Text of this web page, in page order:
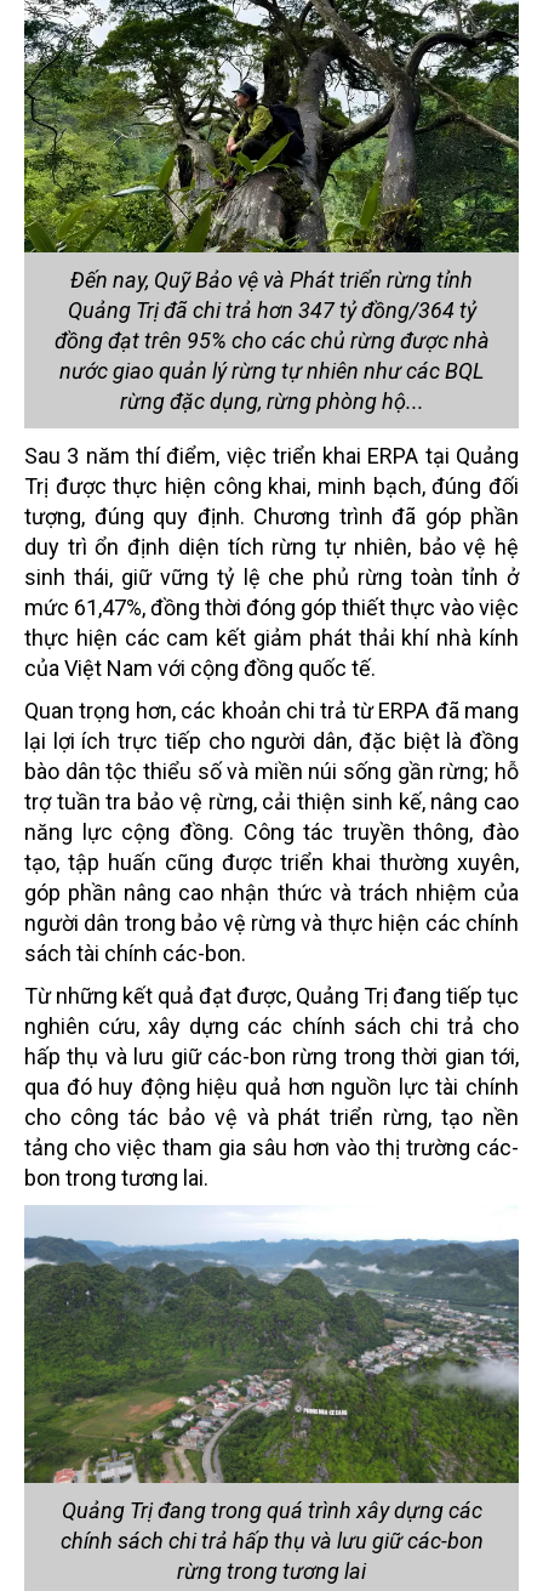
Đến nay, Quỹ Bảo vệ và Phát triển rừng tỉnh
Quảng Trị đã chi trả hơn 347 tỷ đồng/364 tỷ
đồng đạt trên 95% cho các chủ rừng được nhà
nước giao quản lý rừng tự nhiên như các BQL
rừng đặc dụng, rừng phòng hộ...
Sau 3 năm thí điểm, việc triển khai ERPA tại Quảng
Trị được thực hiện công khai, minh bạch, đúng đối
tượng, đúng quy định. Chương trình đã góp phần
duy trì ổn định diện tích rừng tự nhiên, bảo vệ hệ
sinh thái, giữ vững tỷ lệ che phủ rừng toàn tỉnh ở
mức 61,47%, đồng thời đóng góp thiết thực vào việc
thực hiện các cam kết giảm phát thải khí nhà kính
của Việt Nam với cộng đồng quốc tế.
Quan trọng hơn, các khoản chi trả từ ERPA đã mang
lại lợi ích trực tiếp cho người dân, đặc biệt là đồng
bào dân tộc thiểu số và miền núi sống gần rừng; hỗ
trợ tuần tra bảo vệ rừng, cải thiện sinh kế, nâng cao
năng lực cộng đồng. Công tác truyền thông, đào
tạo, tập huấn cũng được triển khai thường xuyên,
góp phần nâng cao nhận thức và trách nhiệm của
người dân trong bảo vệ rừng và thực hiện các chính
sách tài chính các-bon.
Từ những kết quả đạt được, Quảng Trị đang tiếp tục
nghiên cứu, xây dựng các chính sách chi trả cho
hấp thụ và lưu giữ các-bon rừng trong thời gian tới,
qua đó huy động hiệu quả hơn nguồn lực tài chính
cho công tác bảo vệ và phát triển rừng, tạo nền
tảng cho việc tham gia sâu hơn vào thị trường các-
bon trong tương lai.
Quảng Trị đang trong quá trình xây dựng các
chính sách chi trả hấp thụ và lưu giữ các-bon
rừng trong tương lai